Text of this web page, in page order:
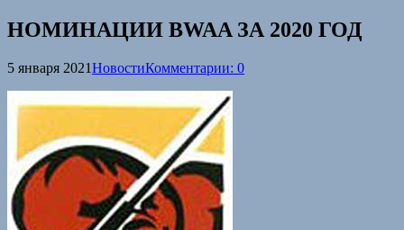
НОМИНАЦИИ BWAA ЗА 2020 ГОД
5 января 2021НовостиКомментарии: 0